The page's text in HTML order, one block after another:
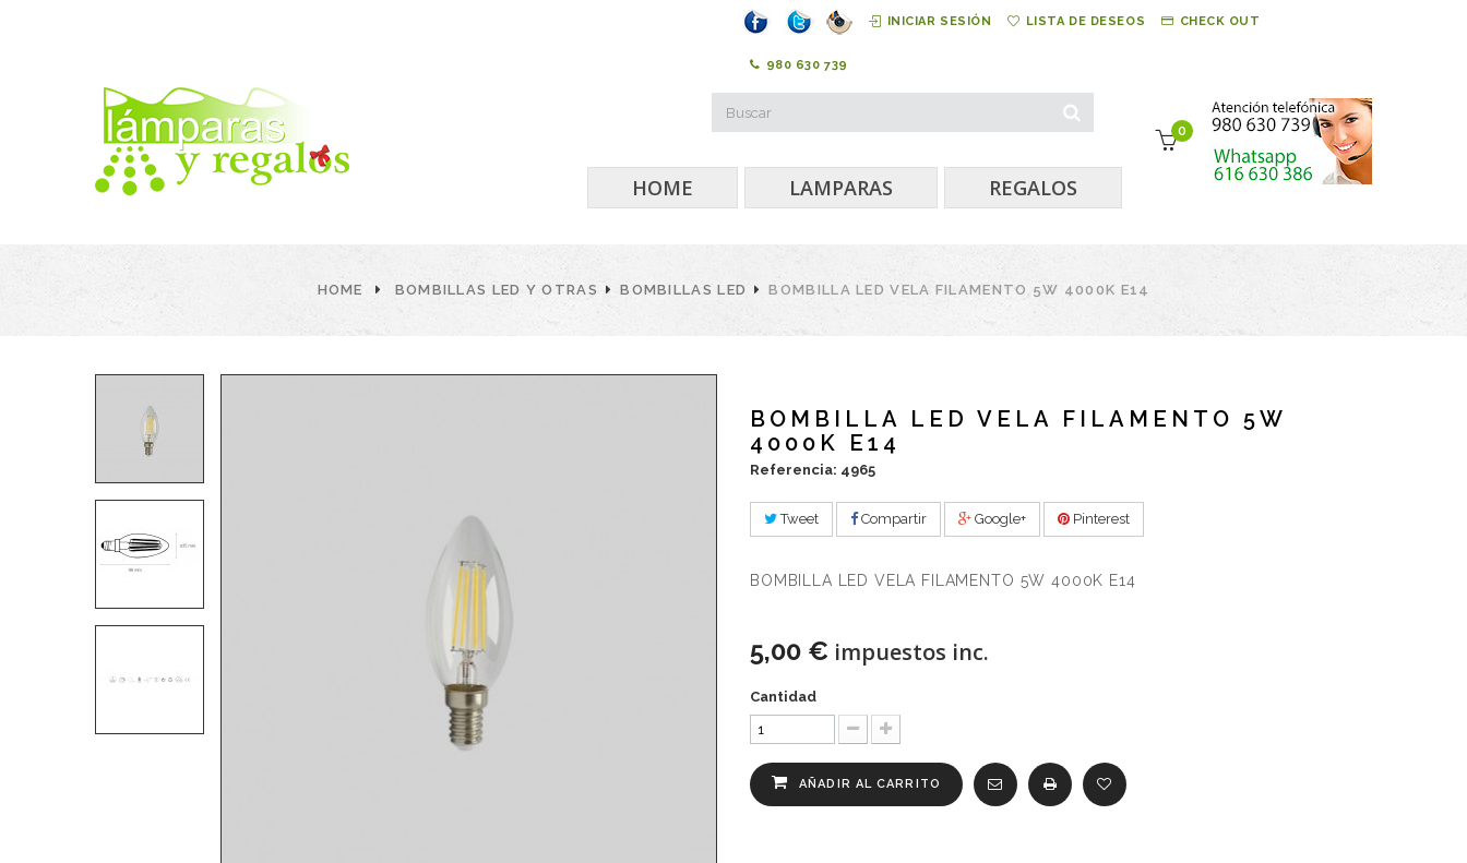
INICIAR SESIÓN LISTA DE DESEOS CHECK OUT
980 630 739
0
HOME LAMPARAS REGALOS
HOME BOMBILLAS LED Y OTRAS BOMBILLAS LED BOMBILLA LED VELA FILAMENTO 5W 4000K E14
BOMBILLA LED VELA FILAMENTO 5W
4000K E14
Referencia: 4965
Tweet Compartir Google+ Pinterest
BOMBILLA LED VELA FILAMENTO 5W 4000K E14
5,00 € impuestos inc.
Cantidad
AÑADIR AL CARRITO